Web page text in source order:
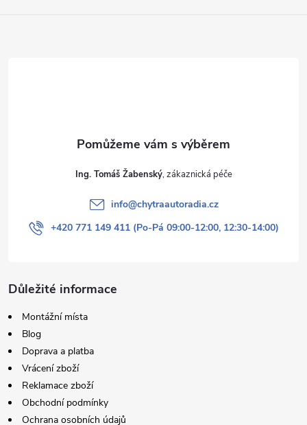
Ing. Tomáš Žabenský
info@chytraautoradia.cz
+420 771 149 411 (Po-Pá 09:00-12:00, 12:30-14:00)
Důležité informace
Montážní místa
Blog
Doprava a platba
Vrácení zboží
Reklamace zboží
Obchodní podmínky
Ochrana osobních údajů